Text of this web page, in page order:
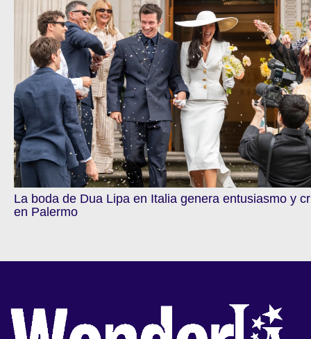
La boda de Dua Lipa en Italia genera entusiasmo y
en Palermo